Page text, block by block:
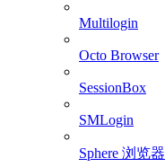
Multilogin
Octo Browser
SessionBox
SMLogin
Sphere 浏览器